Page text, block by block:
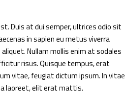
Duis at dui semper, ultrices odio sit
in sapien eu metus viverra
Nullam mollis enim at sodales
risus. Quisque tempus, erat
vitae, feugiat dictum ipsum. In vitae
laoreet, elit erat mattis.